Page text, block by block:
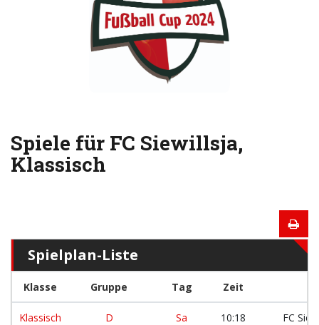
Spiele für FC Siewillsja,
Klassisch
Spielplan-Liste
Klasse Gruppe Tag Zeit
Klassisch D
Sa
10:18 FC